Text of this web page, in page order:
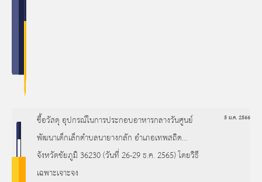
ซื้อวัสดุ อุปกรณ์ในการประกอบอาหารกลางวันศูนย์
พัฒนาเด็กเล็กตำบลนายางกลัก อำเภอเทพสถิต
จังหวัดชัยภูมิ 36230 (วันที่ 26-29 ธ.ค. 2565) โดยวิธี
เฉพาะเจาะจง
5 ม.ค. 2566